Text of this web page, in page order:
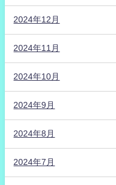
2024年12月
2024年11月
2024年10月
2024年9月
2024年8月
2024年7月